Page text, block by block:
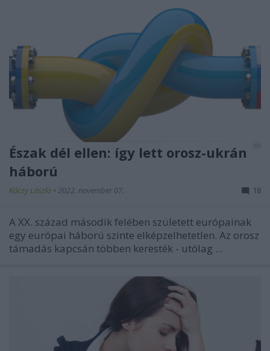
Észak dél ellen: így lett orosz-ukrán
háború
Kóczy László • 2022. november 07. 18
A XX. század második felében született európainak
egy európai háború szinte elképzelhetetlen. Az orosz
támadás kapcsán többen keresték - utólag ...